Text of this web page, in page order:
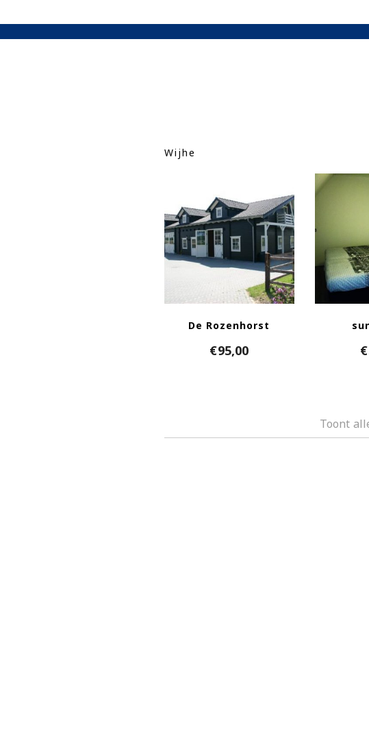
Wijhe
De Rozenhorst
€95,00 €
Toont